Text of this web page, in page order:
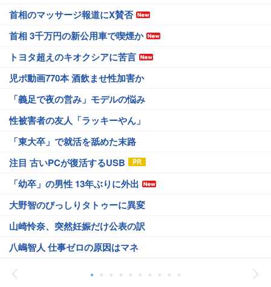
首相のマッサージ報道にX賛否
首相 3千万円の新公用車で喫煙か
トヨタ超えのキオクシアに苦言
児ポ動画770本 酒飲ませ性加害か
「義足で夜の営み」モデルの悩み
性被害者の友人「ラッキーやん」
「東大卒」で就活を舐めた末路
注目 古いPCが復活するUSB
「幼卒」の男性 13年ぶりに外出
大野智のびっしりタトゥーに異変
山崎怜奈、突然妊娠だけ公表の訳
八嶋智人 仕事ゼロの原因はマネ